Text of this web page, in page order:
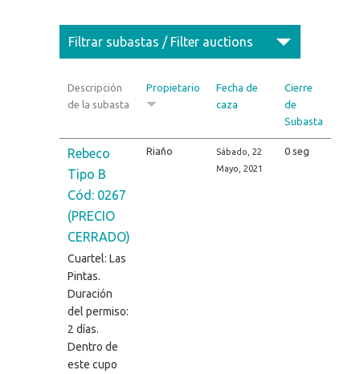
Filtrar subastas / Filter auctions
Descripción
de la subasta
Propietario
Fecha de
caza
Cierre
de
Subasta
Rebeco
Tipo B
Cód: 0267
(PRECIO
CERRADO)
Cuartel: Las
Pintas.
Duración
del permiso:
2 días.
Dentro de
este cupo
Riaño
Sábado, 22
Mayo, 2021
0 seg